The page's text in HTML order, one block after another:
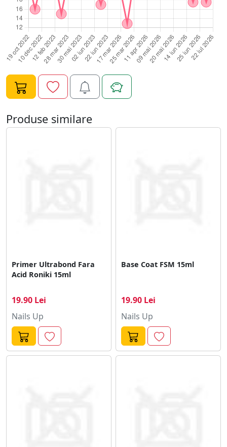
Produse similare
Primer Ultrabond Fara
Acid Roniki 15ml
19.90 Lei
Nails Up
Base Coat FSM 15ml
19.90 Lei
Nails Up